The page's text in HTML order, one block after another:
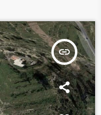
insert_link